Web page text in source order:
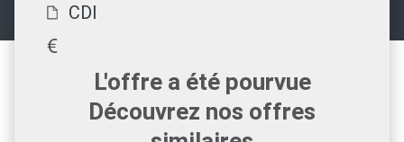
CDI
L'offre a été pourvue
Découvrez nos offres